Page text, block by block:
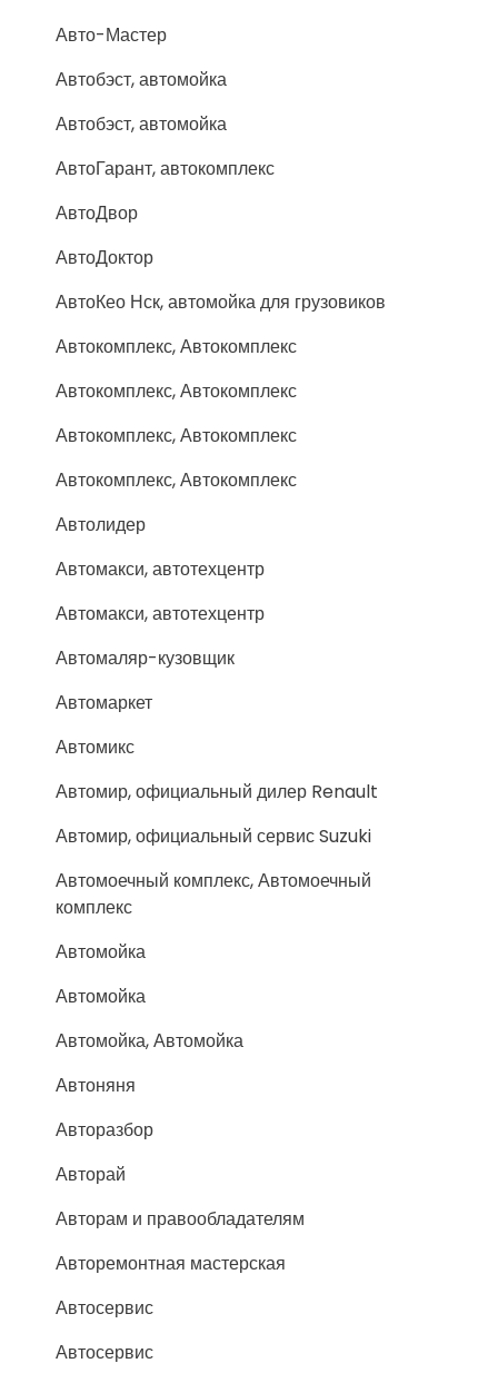
Авто-Мастер
Автобэст, автомойка
Автобэст, автомойка
АвтоГарант, автокомплекс
АвтоДвор
АвтоДоктор
АвтоКео Нск, автомойка для грузовиков
Автокомплекс, Автокомплекс
Автокомплекс, Автокомплекс
Автокомплекс, Автокомплекс
Автокомплекс, Автокомплекс
Автолидер
Автомакси, автотехцентр
Автомакси, автотехцентр
Автомаляр-кузовщик
Автомаркет
Автомикс
Автомир, официальный дилер Renault
Автомир, официальный сервис Suzuki
Автомоечный комплекс, Автомоечный
комплекс
Автомойка
Автомойка
Автомойка, Автомойка
Автоняня
Авторазбор
Авторай
Авторам и правообладателям
Авторемонтная мастерская
Автосервис
Автосервис